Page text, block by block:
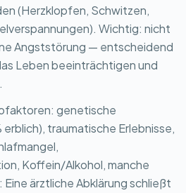
(Herzklopfen, Schwitzen,
Wichtig: nicht
Angststörung — entscheidend
Leben beeinträchtigen und
genetische
traumatische Erlebnisse,
Koffein/Alkohol, manche
ärztliche Abklärung schließt